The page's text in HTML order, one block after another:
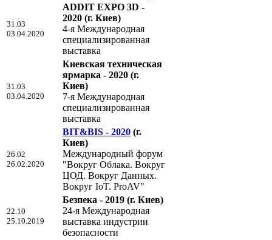
31.03
03.04.2020
ADDIT EXPO 3D -
2020 (г. Киев)
4-я Международная
специализированная
выставка
31.03
03.04.2020
Киевская техническая
ярмарка - 2020 (г.
Киев)
7-я Международная
специализированная
выставка
26.02
26.02.2020
BIT&BIS - 2020 (г.
Киев)
Международный форум
"Вокруг Облака. Вокруг
ЦОД. Вокруг Данных.
Вокруг IoT. ProAV"
22.10
25.10.2019
Безпека - 2019 (г. Киев)
24-я Международная
выставка индустрии
безопасности